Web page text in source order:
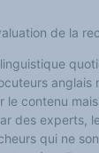
de la
le contenu
des experts,
qui ne